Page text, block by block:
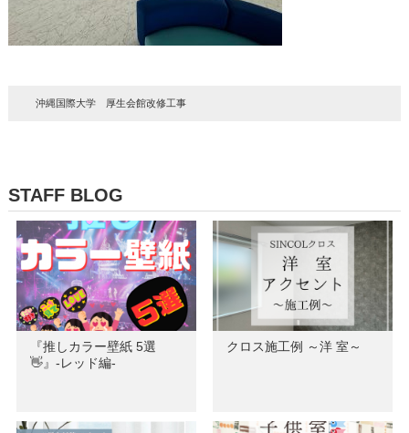
沖縄国際大学 厚生会館改修工事
STAFF BLOG
『推しカラー壁紙 5選
👋』-レッド編-
クロス施工例 ～洋 室～